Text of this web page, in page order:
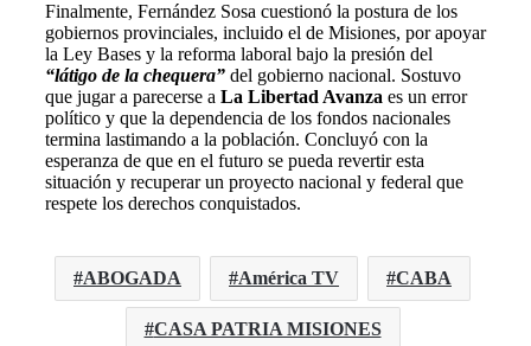
Finalmente, Fernández Sosa cuestionó la postura de los
gobiernos provinciales, incluido el de Misiones, por apoyar
la Ley Bases y la reforma laboral bajo la presión del
“látigo de la chequera” del gobierno nacional. Sostuvo
que jugar a parecerse a La Libertad Avanza es un error
político y que la dependencia de los fondos nacionales
termina lastimando a la población. Concluyó con la
esperanza de que en el futuro se pueda revertir esta
situación y recuperar un proyecto nacional y federal que
respete los derechos conquistados.
ABOGADA América TV CABA
CASA PATRIA MISIONES